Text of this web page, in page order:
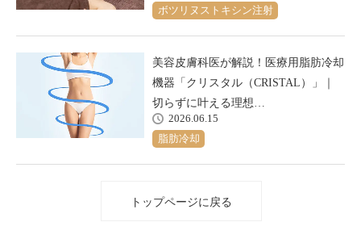
ボツリヌストキシン注射
美容皮膚科医が解説！医療用脂肪冷却
機器「クリスタル（CRISTAL）」｜
切らずに叶える理想…
2026.06.15
脂肪冷却
トップページに戻る